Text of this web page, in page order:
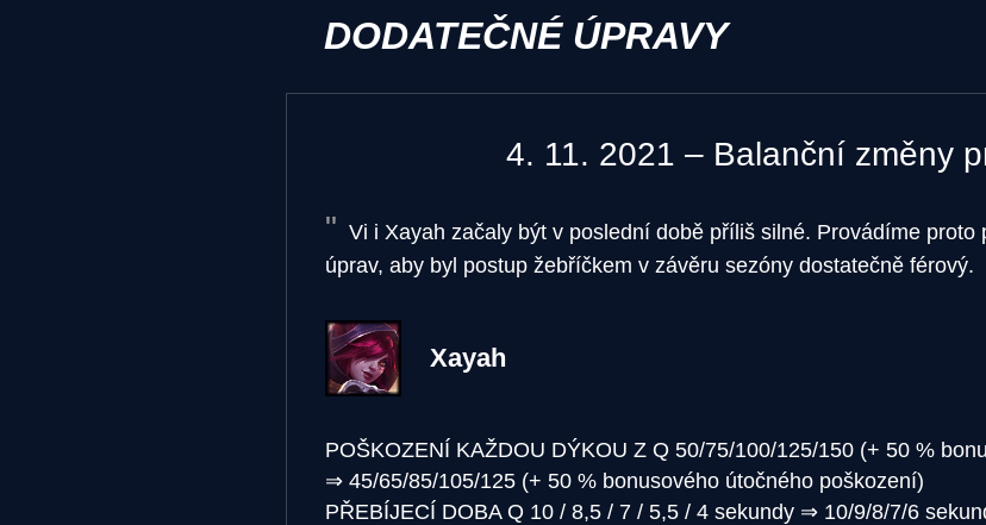
DODATEČNÉ ÚPRAVY
4. 11. 2021 – Balanční změny
Vi i Xayah začaly být v poslední době příliš silné. Provádíme proto
úprav, aby byl postup žebříčkem v závěru sezóny dostatečně férový.
Xayah
POŠKOZENÍ KAŽDOU DÝKOU Z Q 50/75/100/125/150 (+ 50 %
⇒ 45/65/85/105/125 (+ 50 % bonusového útočného poškození)
PŘEBÍJECÍ DOBA Q 10 / 8,5 / 7 / 5,5 / 4 sekundy ⇒ 10/9/8/7/6